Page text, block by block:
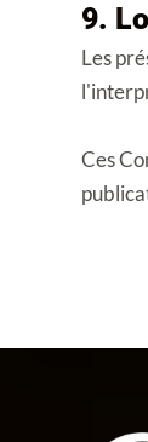
9.
Les
Ces